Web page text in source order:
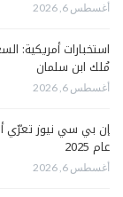
أغسطس 6, 2026
استخبارات أمريكية:
مُلك ابن سلمان
أغسطس 6, 2026
إن بي سي نيوز تعرّي
عام 2025
أغسطس 6, 2026